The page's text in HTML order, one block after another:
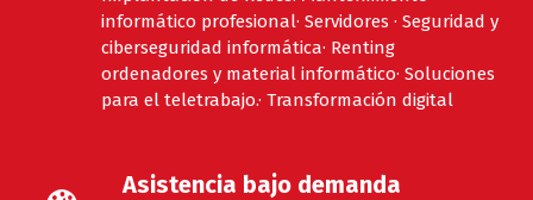
informático profesional· Servidores · Seguridad y
ciberseguridad informática· Renting
ordenadores y material informático· Soluciones
para el teletrabajo.· Transformación digital
Asistencia bajo demanda